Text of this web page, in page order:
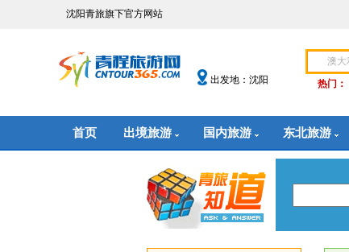
沈阳青旅旗下官方网站
出发地：沈阳 热门：
首页 出境旅游 国内旅游 东北旅游